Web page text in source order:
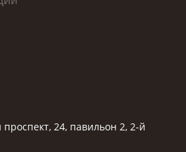
24, павильон 2, 2-й